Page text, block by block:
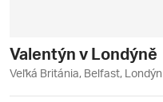
Valentýn v Londýně
Veľká Británia, Belfast, Londýn